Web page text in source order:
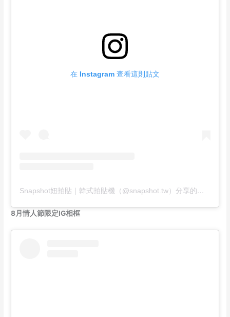
在 Instagram 查看這則貼文
Snapshot妞拍貼｜韓式拍貼機（@snapshot.tw）分享的貼文
8月情人節限定IG相框